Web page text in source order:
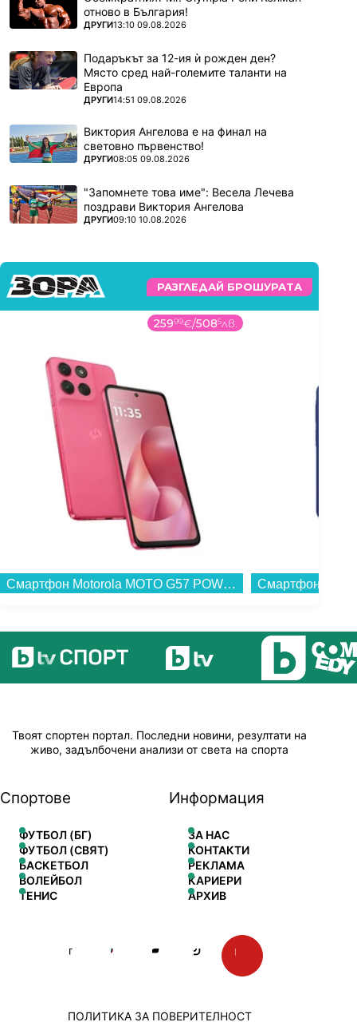
отново в България!
ПОВЕЧЕ ОТ
ДРУГИ13:10 09.08.2026
Подаръкът за 12-ия ѝ рожден ден?
Място сред най-големите таланти на
Европа
ПОВЕЧЕ ОТ
ДРУГИ14:51 09.08.2026
Виктория Ангелова е на финал на
световно първенство!
ПОВЕЧЕ ОТ
ДРУГИ08:05 09.08.2026
"Запомнете това име": Весела Лечева
поздрави Виктория Ангелова
ПОВЕЧЕ ОТ
ДРУГИ09:10 10.08.2026
РАЗГЛЕДАЙ БРОШУРАТА
25999€/5085лв.
Твоят спортен портал. Последни новини, резултати на
живо, задълбочени анализи от света на спорта
Спортове
ФУТБОЛ (БГ)
ФУТБОЛ (СВЯТ)
БАСКЕТБОЛ
ВОЛЕЙБОЛ
ТЕНИС
Информация
ЗА НАС
КОНТАКТИ
РЕКЛАМА
КАРИЕРИ
АРХИВ
ПОЛИТИКА ЗА ПОВЕРИТЕЛНОСТ